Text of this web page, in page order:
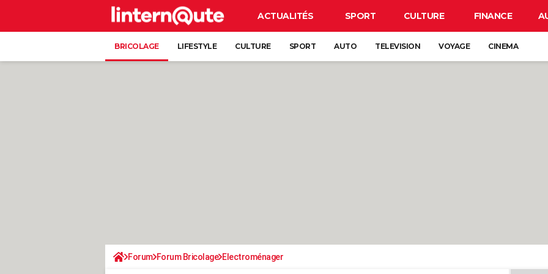
ACTUALITÉS SPORT CULTURE FINANCE
BRICOLAGE LIFESTYLE CULTURE SPORT AUTO TELEVISION VOYAGE CINEMA
Forum Forum Bricolage Electroménager